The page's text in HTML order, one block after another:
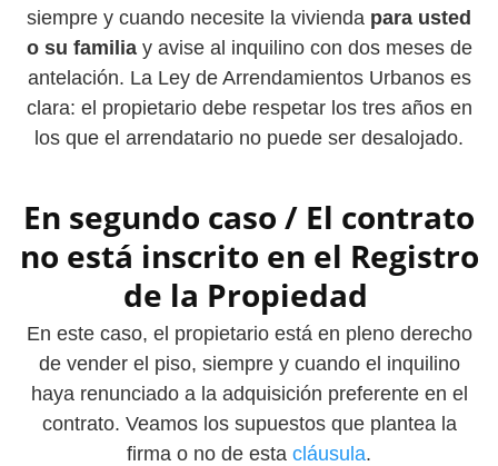
siempre y cuando necesite la vivienda para usted
o su familiay avise al inquilino con dos meses de
antelación. La Ley de Arrendamientos Urbanos es
clara: el propietario debe respetar los tres años en
los que el arrendatario no puede ser desalojado.
En segundo caso / El contrato
no está inscrito en el Registro
de la Propiedad
En este caso, el propietario está en pleno derecho
de vender el piso, siempre y cuando el inquilino
haya renunciado a la adquisición preferente en el
contrato. Veamos los supuestos que plantea la
firma o no de esta cláusula.